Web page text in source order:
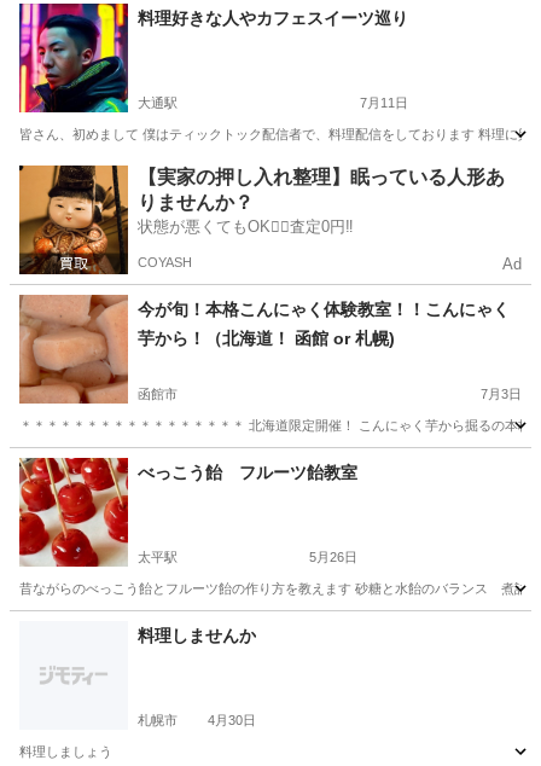
北海道 札幌市 その他 酵素
料理好きな人やカフェスイーツ巡り
大通駅 7月11日
皆さん、初めまして 僕はティックトック配信者で、料理配信をしております 料理に
北海道 札幌市 大通駅 料理 スイーツ
【実家の押し入れ整理】眠っている人形あ
りませんか？
状態が悪くてもOK🙆‍♀️査定0円‼️
COYASH Ad
今が旬！本格こんにゃく体験教室！！こんにゃく
芋から！（北海道！ 函館 or 札幌)
函館市 7月3日
＊＊＊＊＊＊＊＊＊＊＊＊＊＊＊＊＊ 北海道限定開催！ こんにゃく芋から掘るの本
北海道 函館市 札幌市
べっこう飴 フルーツ飴教室
太平駅 5月26日
昔ながらのべっこう飴とフルーツ飴の作り方を教えます 砂糖と水飴のバランス 煮詰
太平駅 お菓子
料理しませんか
札幌市 4月30日
料理しましょう